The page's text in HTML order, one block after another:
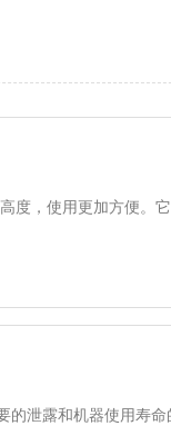
，使用更加方便
泄露和机器使用寿